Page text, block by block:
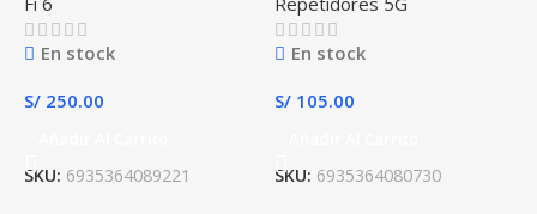
En stock
S/ 250.00
SKU: 6935364089221
En stock
S/ 105.00
SKU: 6935364080730